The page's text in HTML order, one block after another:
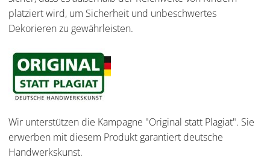
platziert wird, um Sicherheit und unbeschwertes
Dekorieren zu gewährleisten.
Wir unterstützen die Kampagne "Original statt Plagiat". Sie
erwerben mit diesem Produkt garantiert deutsche
Handwerkskunst.